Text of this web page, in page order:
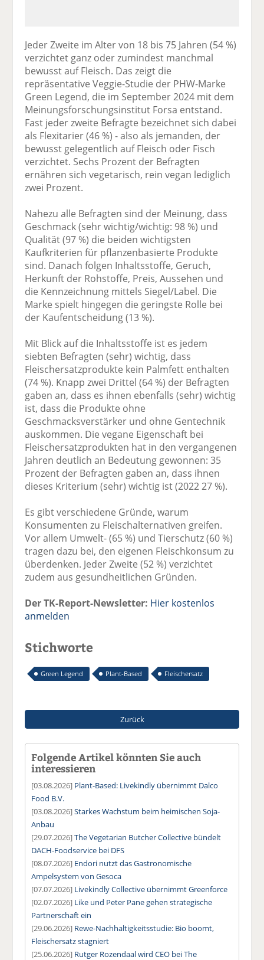
Jeder Zweite im Alter von 18 bis 75 Jahren (54 %)
verzichtet ganz oder zumindest manchmal
bewusst auf Fleisch. Das zeigt die
repräsentative Veggie-Studie der PHW-Marke
Green Legend, die im September 2024 mit dem
Meinungsforschungsinstitut Forsa entstand.
Fast jeder zweite Befragte bezeichnet sich dabei
als Flexitarier (46 %) - also als jemanden, der
bewusst gelegentlich auf Fleisch oder Fisch
verzichtet. Sechs Prozent der Befragten
ernähren sich vegetarisch, rein vegan lediglich
zwei Prozent.
Nahezu alle Befragten sind der Meinung, dass
Geschmack (sehr wichtig/wichtig: 98 %) und
Qualität (97 %) die beiden wichtigsten
Kaufkriterien für pflanzenbasierte Produkte
sind. Danach folgen Inhaltsstoffe, Geruch,
Herkunft der Rohstoffe, Preis, Aussehen und
die Kennzeichnung mittels Siegel/Label. Die
Marke spielt hingegen die geringste Rolle bei
der Kaufentscheidung (13 %).
Mit Blick auf die Inhaltsstoffe ist es jedem
siebten Befragten (sehr) wichtig, dass
Fleischersatzprodukte kein Palmfett enthalten
(74 %). Knapp zwei Drittel (64 %) der Befragten
gaben an, dass es ihnen ebenfalls (sehr) wichtig
ist, dass die Produkte ohne
Geschmacksverstärker und ohne Gentechnik
auskommen. Die vegane Eigenschaft bei
Fleischersatzprodukten hat in den vergangenen
Jahren deutlich an Bedeutung gewonnen: 35
Prozent der Befragten gaben an, dass ihnen
dieses Kriterium (sehr) wichtig ist (2022 27 %).
Es gibt verschiedene Gründe, warum
Konsumenten zu Fleischalternativen greifen.
Vor allem Umwelt- (65 %) und Tierschutz (60 %)
tragen dazu bei, den eigenen Fleischkonsum zu
überdenken. Jeder Zweite (52 %) verzichtet
zudem aus gesundheitlichen Gründen.
Der TK-Report-Newsletter: Hier kostenlos
anmelden
Stichworte
Green Legend Plant-Based Fleischersatz
Zurück
Folgende Artikel könnten Sie auch
interessieren
[03.08.2026] Plant-Based: Livekindly übernimmt Dalco
Food B.V.
[03.08.2026]Starkes Wachstum beim heimischen Soja-
Anbau
[29.07.2026]The Vegetarian Butcher Collective bündelt
DACH-Foodservice bei DFS
[08.07.2026] Endori nutzt das Gastronomische
Ampelsystem von Gesoca
[07.07.2026] Livekindly Collective übernimmt Greenforce
[02.07.2026] Like und Peter Pane gehen strategische
Partnerschaft ein
[29.06.2026] Rewe-Nachhaltigkeitsstudie: Bio boomt,
Fleischersatz stagniert
[25.06.2026] Rutger Rozendaal wird CEO bei The